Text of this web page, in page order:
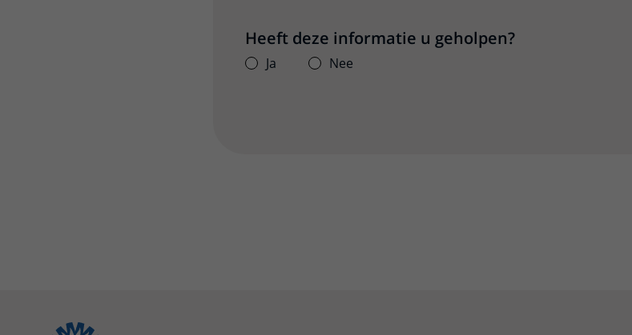
Heeft deze informatie u geholpen?
Ja Nee